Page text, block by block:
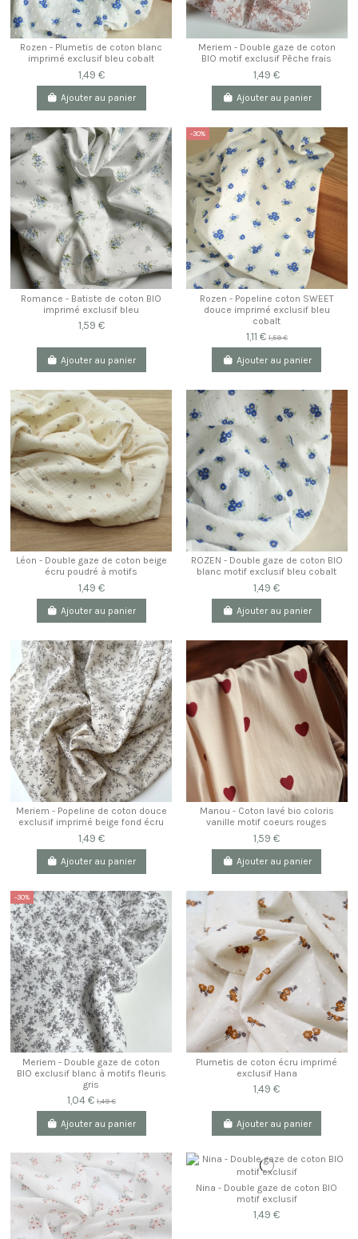
Rozen - Plumetis de coton blanc
imprimé exclusif bleu cobalt
1,49 €
Ajouter au panier
Meriem - Double gaze de coton
BIO motif exclusif Pêche frais
1,49 €
Ajouter au panier
Romance - Batiste de coton BIO
imprimé exclusif bleu
1,59 €
Ajouter au panier
-30%
Rozen - Popeline coton SWEET
douce imprimé exclusif bleu
cobalt
1,11 €1,59 €
Ajouter au panier
Léon - Double gaze de coton beige
écru poudré à motifs
1,49 €
Ajouter au panier
ROZEN - Double gaze de coton BIO
blanc motif exclusif bleu cobalt
1,49 €
Ajouter au panier
Meriem - Popeline de coton douce
exclusif imprimé beige fond écru
1,49 €
Ajouter au panier
Manou - Coton lavé bio coloris
vanille motif coeurs rouges
1,59 €
Ajouter au panier
-30%
Meriem - Double gaze de coton
BIO exclusif blanc à motifs fleuris
gris
1,04 € 1,49 €
Ajouter au panier
Plumetis de coton écru imprimé
exclusif Hana
1,49 €
Ajouter au panier
Nina - Double gaze de coton BIO
motif exclusif
1,49 €